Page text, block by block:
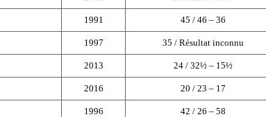
1991 45 / 46 – 36
1997 35 / Résultat inconnu
2013 24 / 32½ – 15½
2016 20 / 23 – 17
1996 42 / 26 – 58